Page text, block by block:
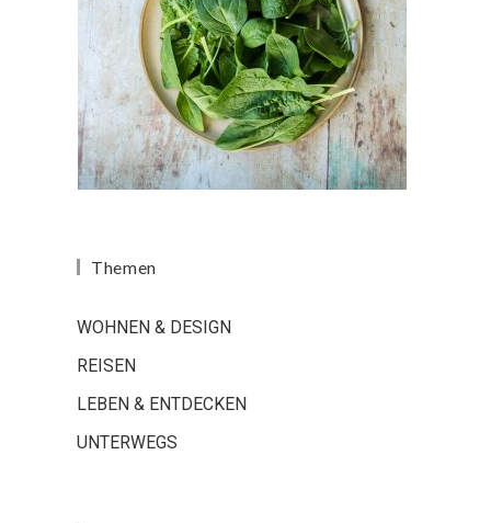
Themen
WOHNEN & DESIGN
REISEN
LEBEN & ENTDECKEN
UNTERWEGS